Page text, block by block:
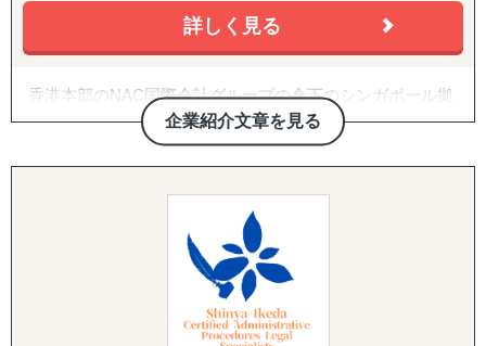
詳しく見る
企業紹介文章を見る
香港本部のNAC国際会計グループの傘下のシンガポール拠
点として、シンガポールやマレーシアへ進出されるご予
定、進出後の日系企業様をサポートしております。
会社設立前のコンサルティング、会社設立、銀行口座開
設、就労ビザの取得、会計、税務、会社秘書役代行、M＆
Aのアドバイザリー、会社清算等をサポートしておりま
東南アジアのほぼ全域にグループ事務所をもち、シンガポ
ールをハブにして海外進出する日系企業様のシンガポール